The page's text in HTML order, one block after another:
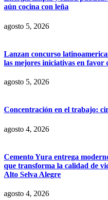
aún cocina con leña
agosto 5, 2026
Lanzan concurso
las mejores iniciativas en favor
agosto 5, 2026
Concentración en el trabajo:
agosto 4, 2026
Cemento Yura entrega
que transforma la calidad de
Alto Selva Alegre
agosto 4, 2026